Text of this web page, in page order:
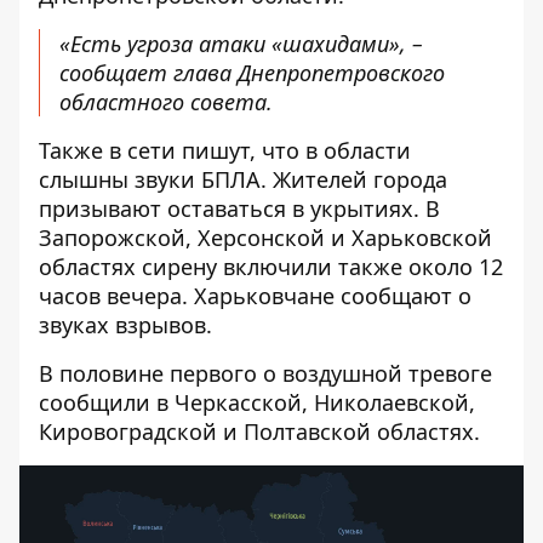
«Есть угроза атаки «шахидами», –
сообщает глава Днепропетровского
областного совета.
Также в сети пишут, что в области
слышны звуки БПЛА. Жителей города
призывают оставаться в укрытиях. В
Запорожской, Херсонской и Харьковской
областях сирену включили также около 12
часов вечера. Харьковчане сообщают о
звуках взрывов.
В половине первого о воздушной тревоге
сообщили в Черкасской, Николаевской,
Кировоградской и Полтавской областях.